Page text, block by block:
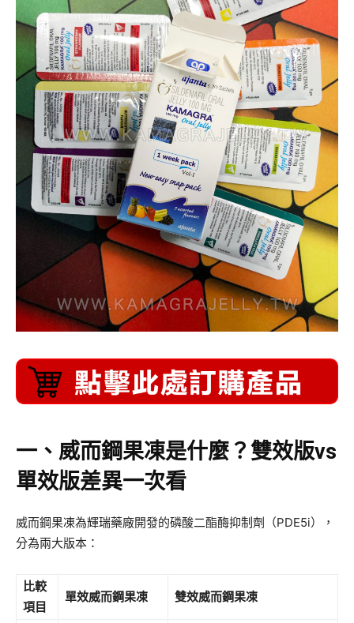
一、威而鋼果凍是什麼？雙效版vs
單效版差異一次看
威而鋼果凍為輝瑞藥廠開發的磷酸二酯酶抑制劑（PDE5i），
分為兩大版本：
比較
項目
單效威而鋼果凍 雙效威而鋼果凍